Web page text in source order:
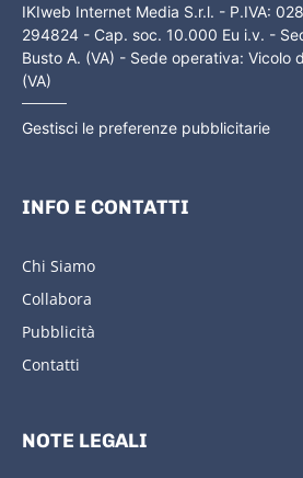
IKIweb Internet Media S.r.l. - P.IVA:
294824 - Cap. soc. 10.000 Eu i.v. -
Busto A. (VA) - Sede operativa: Vicolo
(VA)
Gestisci le preferenze pubblicitarie
INFO E CONTATTI
Chi Siamo
Collabora
Pubblicità
Contatti
NOTE LEGALI